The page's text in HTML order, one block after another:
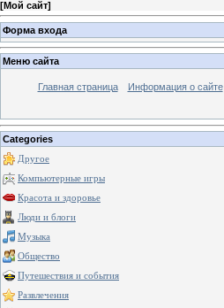
[Мой сайт]
Форма входа
Меню сайта
Главная страница Информация о сайте
Categories
Другое
Компьютерные игры
Красота и здоровье
Люди и блоги
Музыка
Общество
Путешествия и события
Развлечения